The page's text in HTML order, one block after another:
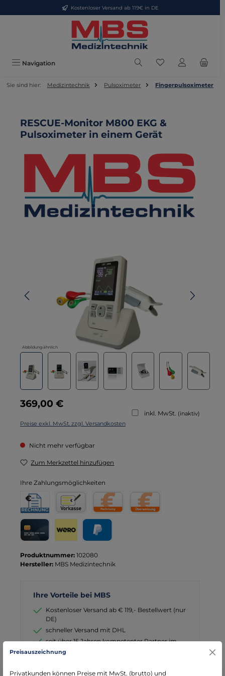
Zum Hauptinhalt springenKostenloser Versand ab 119€ in DE
Navigation Du hast 0
Sie sind hier: Medizintechnik Pulsoximeter Fingerpulsoximeter
RESCUE-Monitor M800 EKG &
Pulsoximeter in einem Gerät
Abbildung ähnlich
Regulärer Preis:
369,00 €
inkl. MwSt. (inaktiv)
Preise exkl. MwSt. zzgl. Versandkosten
Nicht mehr verfügbar
Zum Merkzettel hinzufügen
Ihre Zahlungsmöglichkeiten
Produktnummer: 102080
Hersteller: MBS Medizintechnik
Ihre Vorteile bei MBS
Kostenloser Versand ab € 119,- Bestellwert (nur
DE)
schneller Versand mit DHL
seit über 15 Jahren kompetenter Partner im
Bereich Notfallmedizin
Preisauszeichnung
Privatkunden können Preise mit MwSt. (brutto) und